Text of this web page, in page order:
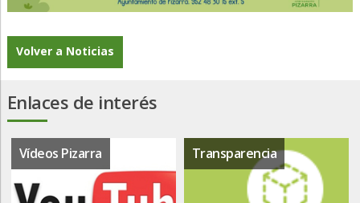
Volver a Noticias
Enlaces de interés
Vídeos Pizarra Transparencia